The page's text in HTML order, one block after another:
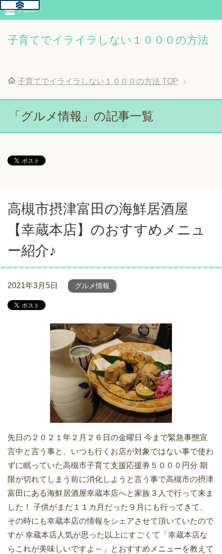
子育てでイライラしない１０００の方法
メニュー
子育てでイライラしない１０００の方法 TOP
「グルメ情報」の記事一覧
高槻市摂津富田の海鮮居酒屋
【幸蔵本店】のおすすめメニュ
ー紹介♪
2021年3月5日 グルメ情報
先日の２０２１年２月２６日の金曜日 今まで緊急事態宣
言中と言う事と、いつも行くお店が対象ではない事で使わ
ずに眠っていた高槻市子育て支援応援券５０００円分 期
限が切れてしまう前に消化しようと言う事で高槻市の摂津
富田にある海鮮居酒屋幸蔵本店へと家族３人で行って来ま
した！ 子供がまだ１１カ月だった９月にも行ってきて、
その時にも幸蔵本店の情報をシェアさせて頂いていたので
すが 幸蔵本店人気が思った以上にすごくて「幸蔵本店な
らこれが美味しいですよ～」とおすすめメニューを教えて